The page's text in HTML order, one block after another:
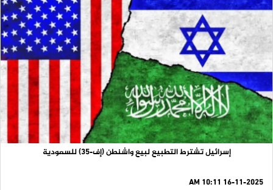
إسرائيل تشترط التطبيع لبيع واشنطن (إف-35) للسعودية
16-11-2025 10:11 AM